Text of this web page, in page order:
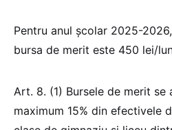
Pentru anul şcolar 2025-
bursa de merit este 450 lei/
Art. 8. (1) Bursele de merit se
maximum 15% din efectivele